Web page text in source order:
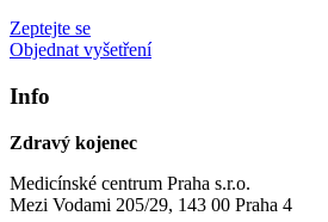
Zeptejte se
Objednat vyšetření
Info
Zdravý kojenec
Medicínské centrum Praha s.r.o.
Mezi Vodami 205/29, 143 00 Praha 4